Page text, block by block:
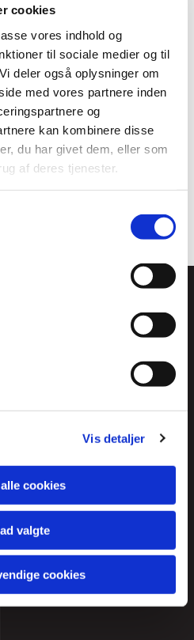
cookies
vores indhold og
til sociale medier og til
deler også oplysninger om
med vores partnere inden
og
kan kombinere disse
du har givet dem, eller som
af deres tjenester.
Vis detaljer
cookies
valgte
cookies